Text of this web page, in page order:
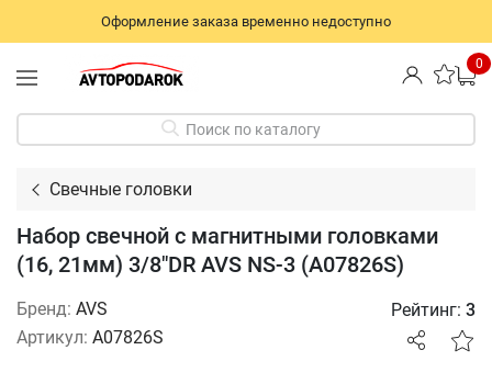
Оформление заказа временно недоступно
0
Поиск по каталогу
Свечные головки
Набор свечной с магнитными головками
(16, 21мм) 3/8"DR AVS NS-3 (A07826S)
Бренд: AVS
Артикул: A07826S
Рейтинг: 3